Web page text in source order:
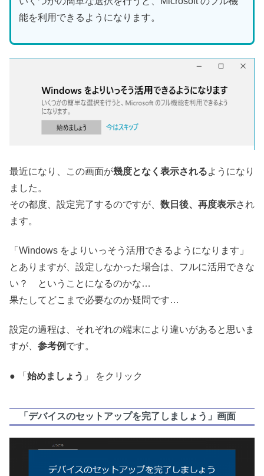
能を利用できるようになります。
最近になり、この画面が幾度となく表示されるようになり
ました。
その都度、設定完了するのですが、 数日後、再度表示され
ます。
「Windows をよりいっそう活用できるようになります」
とありますが、設定しなかった場合は、フルに活用できな
い？ ということになるのかな…
果たしてどこまで必要なのか疑問です…
設定の過程は、それぞれの端末により違いがあると思いま
すが、 参考例 です。
● 「 始めましょう 」 をクリック
「デバイスのセットアップを完了しましょう」画面